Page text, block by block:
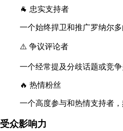
🐐 忠实支持者
一个始终捍卫和推广罗纳尔
⚠️ 争议评论者
一个经常提及分歧话题或竞
🔥 热情粉丝
一个高度参与和热情支持者
受众影响力